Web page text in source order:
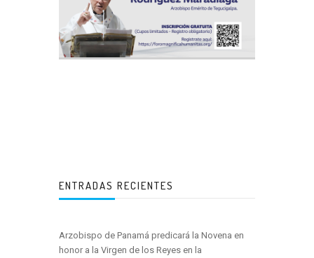
ENTRADAS RECIENTES
Arzobispo de Panamá predicará la Novena en
honor a la Virgen de los Reyes en la